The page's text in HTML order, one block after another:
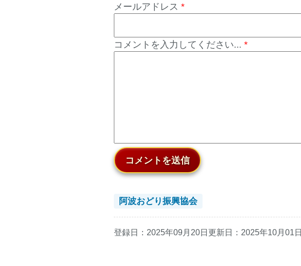
メールアドレス *
コメントを入力してください... *
コメントを送信
阿波おどり振興協会
登録日： 2025年09月20日 更新日： 2025年10月01日